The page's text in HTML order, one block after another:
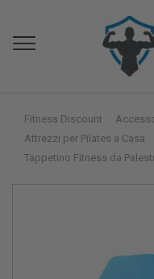
Fitness Discount
Attrezzi per Pilates a Casa
Tappetino Fitness da